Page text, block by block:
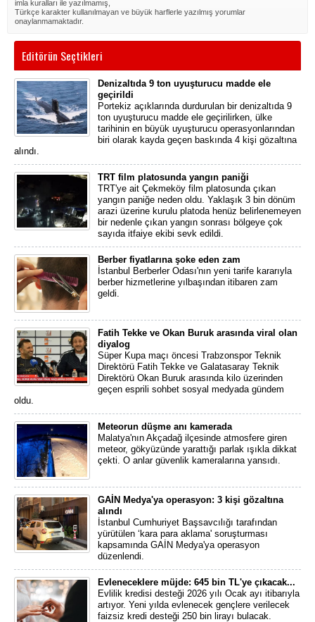
imla kuralları ile yazılmamış,
Türkçe karakter kullanılmayan ve büyük harflerle yazılmış yorumlar
onaylanmamaktadır.
Editörün Seçtikleri
Denizaltıda 9 ton uyuşturucu madde ele
geçirildi
Portekiz açıklarında durdurulan bir denizaltıda 9
ton uyuşturucu madde ele geçirilirken, ülke
tarihinin en büyük uyuşturucu operasyonlarından
biri olarak kayda geçen baskında 4 kişi gözaltına
alındı.
TRT film platosunda yangın paniği
TRT'ye ait Çekmeköy film platosunda çıkan
yangın paniğe neden oldu. Yaklaşık 3 bin dönüm
arazi üzerine kurulu platoda henüz belirlenemeyen
bir nedenle çıkan yangın sonrası bölgeye çok
sayıda itfaiye ekibi sevk edildi.
Berber fiyatlarına şoke eden zam
İstanbul Berberler Odası'nın yeni tarife kararıyla
berber hizmetlerine yılbaşından itibaren zam
geldi.
Fatih Tekke ve Okan Buruk arasında viral olan
diyalog
Süper Kupa maçı öncesi Trabzonspor Teknik
Direktörü Fatih Tekke ve Galatasaray Teknik
Direktörü Okan Buruk arasında kilo üzerinden
geçen esprili sohbet sosyal medyada gündem
oldu.
Meteorun düşme anı kamerada
Malatya'nın Akçadağ ilçesinde atmosfere giren
meteor, gökyüzünde yarattığı parlak ışıkla dikkat
çekti. O anlar güvenlik kameralarına yansıdı.
GAİN Medya'ya operasyon: 3 kişi gözaltına
alındı
İstanbul Cumhuriyet Başsavcılığı tarafından
yürütülen ‘kara para aklama' soruşturması
kapsamında GAİN Medya'ya operasyon
düzenlendi.
Evleneceklere müjde: 645 bin TL'ye çıkacak...
Evlilik kredisi desteği 2026 yılı Ocak ayı itibarıyla
artıyor. Yeni yılda evlenecek gençlere verilecek
faizsiz kredi desteği 250 bin lirayı bulacak.